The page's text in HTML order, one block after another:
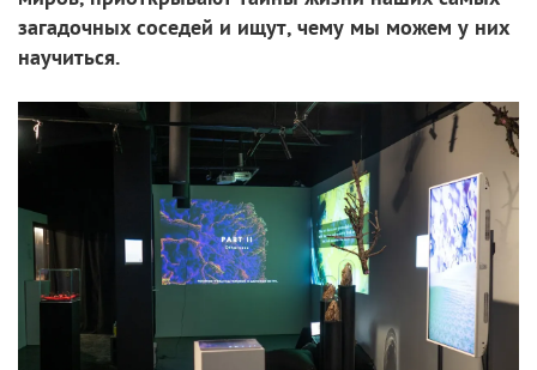
загадочных соседей и ищут, чему мы можем у них
научиться.